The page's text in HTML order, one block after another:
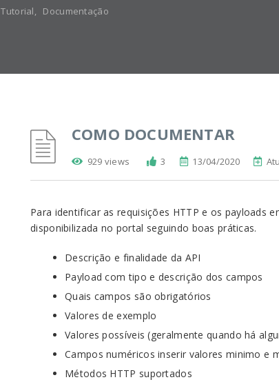
Tutorial, Documentação
COMO DOCUMENTAR
929 views 3 13/04/2020
Para identificar as requisições HTTP e os payloads
disponibilizada no portal seguindo boas práticas.
Descrição e finalidade da API
Payload com tipo e descrição dos campos
Quais campos são obrigatórios
Valores de exemplo
Valores possíveis (geralmente quando há
Campos numéricos inserir valores minimo e
Métodos HTTP suportados